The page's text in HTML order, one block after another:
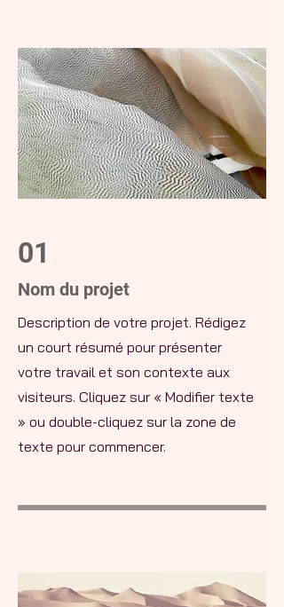
01
Nom du projet
Description de votre projet. Rédigez
un court résumé pour présenter
votre travail et son contexte aux
visiteurs. Cliquez sur « Modifier texte
» ou double-cliquez sur la zone de
texte pour commencer.